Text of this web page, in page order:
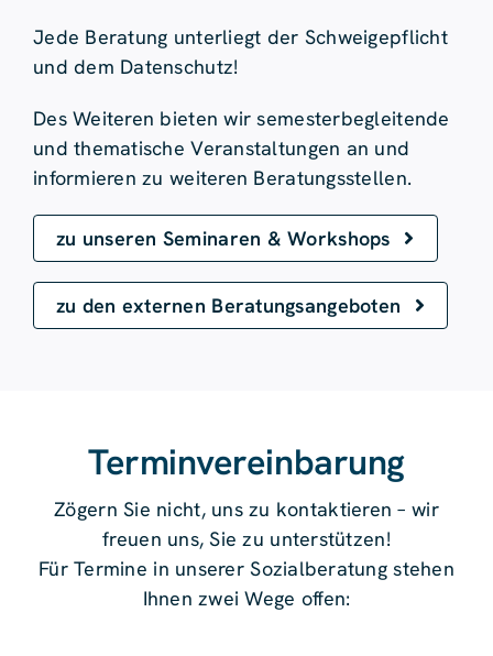
Jede Beratung unterliegt der Schweigepflicht
und dem Datenschutz!
Des Weiteren bieten wir semesterbegleitende
und thematische Veranstaltungen an und
informieren zu weiteren Beratungsstellen.
zu unseren Seminaren & Workshops
zu den externen Beratungsangeboten
Terminvereinbarung
Zögern Sie nicht, uns zu kontaktieren – wir
freuen uns, Sie zu unterstützen!
Für Termine in unserer Sozialberatung stehen
Ihnen zwei Wege offen: